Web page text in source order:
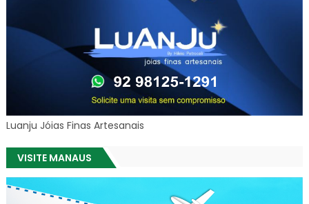
Luanju Jóias Finas Artesanais
VISITE MANAUS